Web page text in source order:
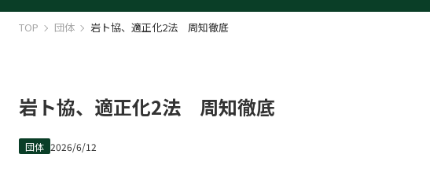
TOP 団体 岩ト協、適正化2法 周知徹底
岩ト協、適正化2法 周知徹底
団体 2026/6/12